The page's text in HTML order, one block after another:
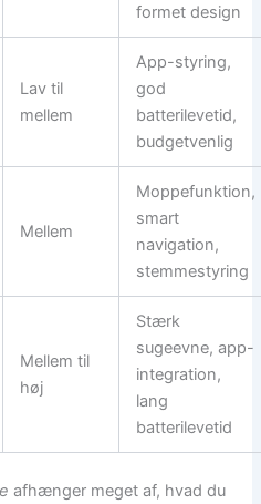
formet design
Lav til
mellem
App-styring,
god
batterilevetid,
budgetvenlig
Mellem
Moppefunktion,
smart
navigation,
stemmestyring
Mellem til
høj
Stærk
sugeevne, app-
integration,
lang
batterilevetid
afhænger meget af, hvad du